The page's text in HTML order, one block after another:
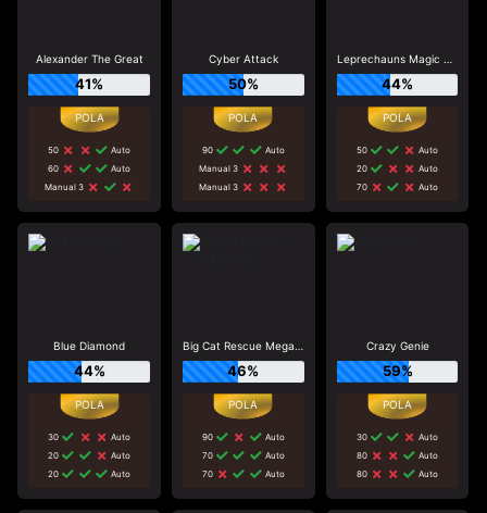
Alexander The Great
41%
50
Auto
60
Auto
Manual 3
Cyber Attack
50%
90
Auto
Manual 3
Manual 3
Leprechauns Magic Power Reels
44%
50
Auto
20
Auto
70
Auto
Blue Diamond
44%
30
Auto
20
Auto
20
Auto
Big Cat Rescue Megaways
46%
90
Auto
70
Auto
70
Auto
Crazy Genie
59%
30
Auto
80
Auto
80
Auto